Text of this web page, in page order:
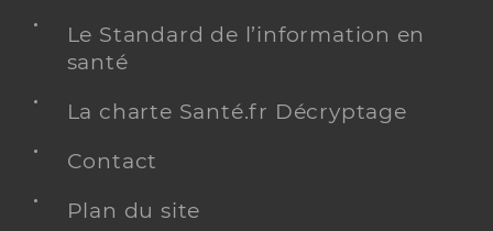
Le Standard de l’information en
santé
La charte Santé.fr Décryptage
Contact
Plan du site